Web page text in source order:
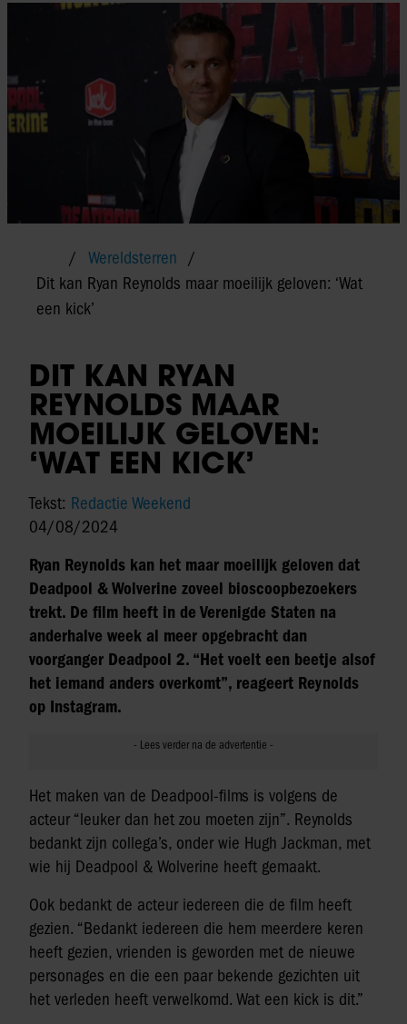
Wereldsterren
Dit kan Ryan Reynolds maar moeilijk geloven: ‘Wat
een kick’
DIT KAN RYAN
REYNOLDS MAAR
MOEILIJK GELOVEN:
‘WAT EEN KICK’
Tekst: Redactie Weekend
04/08/2024
Ryan Reynolds kan het maar moeilijk geloven dat
Deadpool & Wolverine zoveel bioscoopbezoekers
trekt. De film heeft in de Verenigde Staten na
anderhalve week al meer opgebracht dan
voorganger Deadpool 2. “Het voelt een beetje alsof
het iemand anders overkomt”, reageert Reynolds
op Instagram.
Het maken van de Deadpool-films is volgens de
acteur “leuker dan het zou moeten zijn”. Reynolds
bedankt zijn collega’s, onder wie Hugh Jackman, met
wie hij Deadpool & Wolverine heeft gemaakt.
Ook bedankt de acteur iedereen die de film heeft
gezien. “Bedankt iedereen die hem meerdere keren
heeft gezien, vrienden is geworden met de nieuwe
personages en die een paar bekende gezichten uit
het verleden heeft verwelkomd. Wat een kick is dit.”